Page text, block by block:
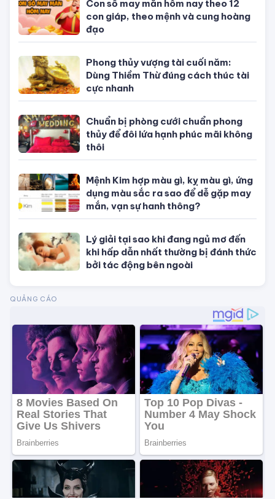
ĐÁNG QUAN TÂM
Tử vi tuổi Tý
Tử vi tuổi Dần
Tử vi tuổi Mão
Tử vi tuổi Thìn
Tử vi tuổi Ti
Tử vi tuổi Ngọ
Tử vi tuổi Mùi
Tử vi tuổi Dậu
Tử vi tuổi Tuất
Tử vi tuổi Hợi
TIN NỔI BẬT
Phong thủy vượng tài cuối năm:
Dùng Thiềm Thừ đúng cách thúc tài
cực nhanh
Chuẩn bị phòng cưới chuẩn phong
thủy để đôi lứa hạnh phúc mãi không
thôi
Mệnh Kim hợp màu gì, kỵ màu gì, ứng
dụng màu sắc ra sao để dễ gặp may
mắn, vạn sự hanh thông?